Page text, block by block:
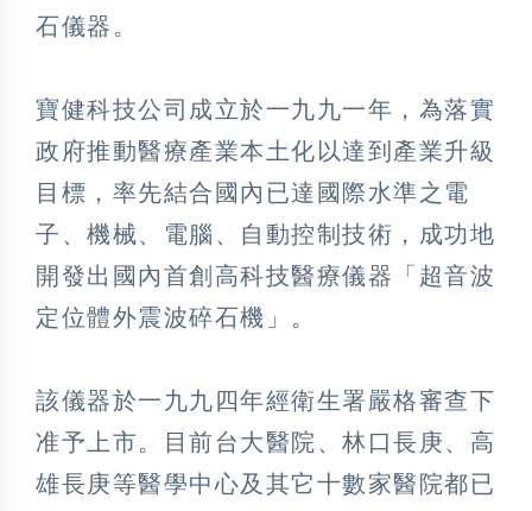
石儀器。
寶健科技公司成立於一九九一年，為落實
政府推動醫療產業本土化以達到產業升級
目標，率先結合國內已達國際水準之電
子、機械、電腦、自動控制技術，成功地
開發出國內首創高科技醫療儀器「超音波
定位體外震波碎石機」。
該儀器於一九九四年經衛生署嚴格審查下
准予上市。目前台大醫院、林口長庚、高
雄長庚等醫學中心及其它十數家醫院都已